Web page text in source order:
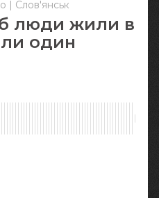
| Слов'янськ
люди жили в
один